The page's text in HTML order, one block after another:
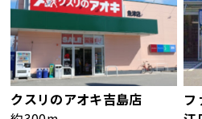
クスリのアオキ吉島店
フ